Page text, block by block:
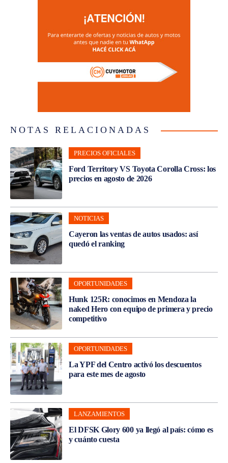
NOTAS RELACIONADAS
PRECIOS OFICIALES
Ford Territory VS Toyota Corolla Cross: los
precios en agosto de 2026
NOTICIAS
Cayeron las ventas de autos usados: así
quedó el ranking
OPORTUNIDADES
Hunk 125R: conocimos en Mendoza la
naked Hero con equipo de primera y precio
competitivo
OPORTUNIDADES
La YPF del Centro activó los descuentos
para este mes de agosto
LANZAMIENTOS
El DFSK Glory 600 ya llegó al país: cómo es
y cuánto cuesta